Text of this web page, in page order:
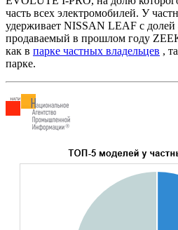
часть всех электромобилей. У
удерживает NISSAN LEAF с
продаваемый в прошлом году
как в парке частных владельцев ,
парке.